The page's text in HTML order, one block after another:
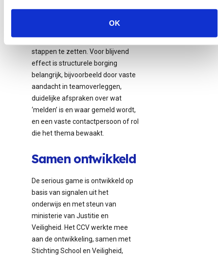
OK
aanjager: het brengt zorgen
sneller op tafel en helpt om intern
stappen te zetten. Voor blijvend
effect is structurele borging
belangrijk, bijvoorbeeld door vaste
aandacht in teamoverleggen,
duidelijke afspraken over wat
‘melden’ is en waar gemeld wordt,
en een vaste contactpersoon of rol
die het thema bewaakt.
Samen ontwikkeld
De serious game is ontwikkeld op
basis van signalen uit het
onderwijs en met steun van
ministerie van Justitie en
Veiligheid. Het CCV werkte mee
aan de ontwikkeling, samen met
Stichting School en Veiligheid,